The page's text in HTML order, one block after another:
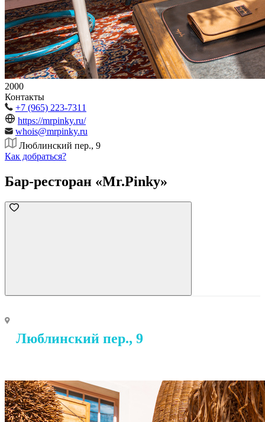
2000
Контакты
+7 (965) 223-7311
https://mrpinky.ru/
whois@mrpinky.ru
Люблинский пер., 9
Как добраться?
Бар-ресторан «Mr.Pinky»
Люблинский пер., 9